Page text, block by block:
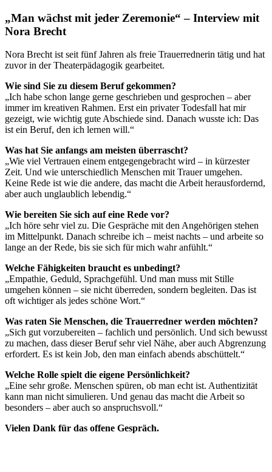
„Man wächst mit jeder Zeremonie“ – Interview mit
Nora Brecht
Nora Brecht ist seit fünf Jahren als freie Trauerrednerin tätig und hat
zuvor in der Theaterpädagogik gearbeitet.
Wie sind Sie zu diesem Beruf gekommen?
„Ich habe schon lange gerne geschrieben und gesprochen – aber
immer im kreativen Rahmen. Erst ein privater Todesfall hat mir
gezeigt, wie wichtig gute Abschiede sind. Danach wusste ich: Das
ist ein Beruf, den ich lernen will.“
Was hat Sie anfangs am meisten überrascht?
„Wie viel Vertrauen einem entgegengebracht wird – in kürzester
Zeit. Und wie unterschiedlich Menschen mit Trauer umgehen.
Keine Rede ist wie die andere, das macht die Arbeit herausfordernd,
aber auch unglaublich lebendig.“
Wie bereiten Sie sich auf eine Rede vor?
„Ich höre sehr viel zu. Die Gespräche mit den Angehörigen stehen
im Mittelpunkt. Danach schreibe ich – meist nachts – und arbeite so
lange an der Rede, bis sie sich für mich wahr anfühlt.“
Welche Fähigkeiten braucht es unbedingt?
„Empathie, Geduld, Sprachgefühl. Und man muss mit Stille
umgehen können – sie nicht überreden, sondern begleiten. Das ist
oft wichtiger als jedes schöne Wort.“
Was raten Sie Menschen, die Trauerredner werden möchten?
„Sich gut vorzubereiten – fachlich und persönlich. Und sich bewusst
zu machen, dass dieser Beruf sehr viel Nähe, aber auch Abgrenzung
erfordert. Es ist kein Job, den man einfach abends abschüttelt.“
Welche Rolle spielt die eigene Persönlichkeit?
„Eine sehr große. Menschen spüren, ob man echt ist. Authentizität
kann man nicht simulieren. Und genau das macht die Arbeit so
besonders – aber auch so anspruchsvoll.“
Vielen Dank für das offene Gespräch.